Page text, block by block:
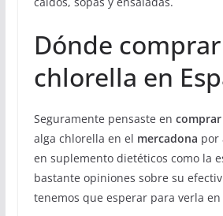
Dónde
chlorella en
Seguramente pensaste en comprar
alga chlorella en el mercadona por
en suplemento dietéticos como la
bastante opiniones sobre su
tenemos que esperar para verla